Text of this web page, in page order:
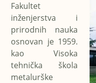
Fakultet
inženjerstva i
prirodnih nauka
osnovan je 1959.
kao Visoka
tehnička škola
metalurške